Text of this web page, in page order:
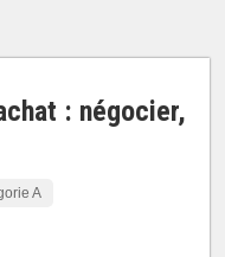
: négocier,
A